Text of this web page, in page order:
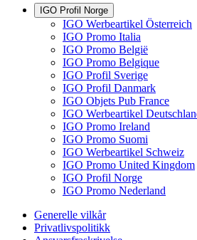
IGO Profil Norge
IGO Werbeartikel Österreich
IGO Promo Italia
IGO Promo België
IGO Promo Belgique
IGO Profil Sverige
IGO Profil Danmark
IGO Objets Pub France
IGO Werbeartikel
IGO Promo Ireland
IGO Promo Suomi
IGO Werbeartikel Schweiz
IGO Promo United Kingdom
IGO Profil Norge
IGO Promo Nederland
Generelle vilkår
Privatlivspolitikk